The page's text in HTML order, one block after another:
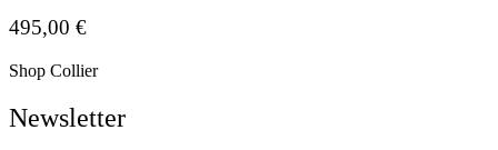
495,00 €
Shop Collier
Newsletter